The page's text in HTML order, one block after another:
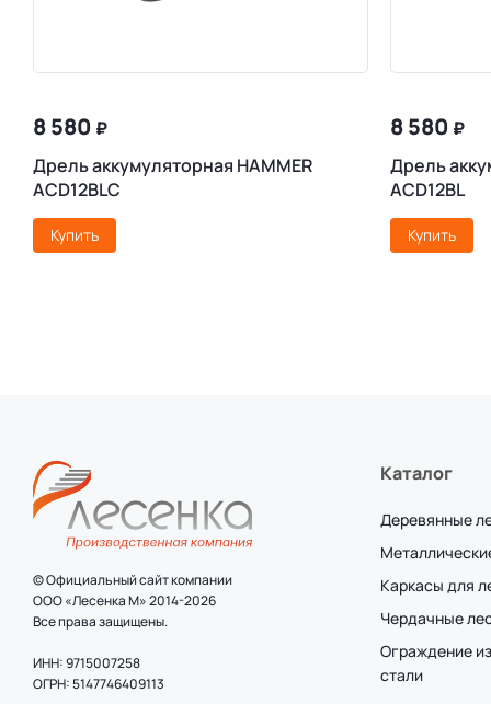
8 580 ₽
Дрель аккумуляторная HAMMER
ACD12BLC
Купить
8 580 ₽
Дрель
ACD12BL
Купить
© Официальный сайт компании
ООО «Лесенка М» 2014-2026
Все права защищены.
ИНН: 9715007258
ОГРН: 5147746409113
Каталог
Деревянные
Каркасы для
Чердачные
Ограждение
стали